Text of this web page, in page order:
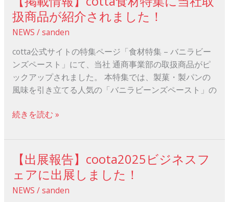
of
Africa」
様
―
告
扱商品が紹介されました！
NEWS /sanden
cotta公式サイトの特集ページ「食材特集 – バニラビー
ンズペースト」にて、当社 通商事業部の取扱商品がピ
ックアップされました。 本特集では、製菓・製パンの
風味を引き立てる人気の「バニラビーンズペースト」の
載
情
報】
cotta
食
材
特
に
商
品
続きを読む »
【出展報告】coota2025ビジネスフ
ェアに出展しました！
NEWS /sanden
【出
報
告】